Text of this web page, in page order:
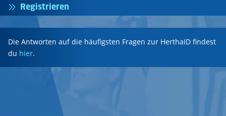
Registrieren
Die Antworten auf die häufigsten Fragen zur HerthaID findest
du hier.